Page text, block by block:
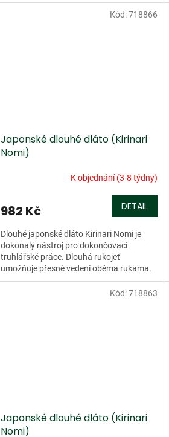
Japonské dlouhé dláto (Kirinari
Nomi)
K objednání (3-8 týdny)
982 Kč DETAIL
Dlouhé japonské dláto Kirinari Nomi je
dokonalý nástroj pro dokončovací
truhlářské práce. Dlouhá rukojeť
umožňuje přesné vedení oběma rukama.
Čepel usnadňuje formování hlubokých...
Kód:718866
Japonské dlouhé dláto (Kirinari
Nomi)
Kód:718863